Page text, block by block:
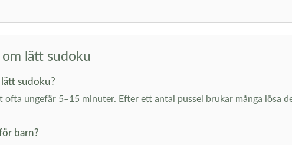
lätt sudoku
sudoku?
ofta ungefär 5–15 minuter. Efter ett antal pussel brukar många lösa
barn?